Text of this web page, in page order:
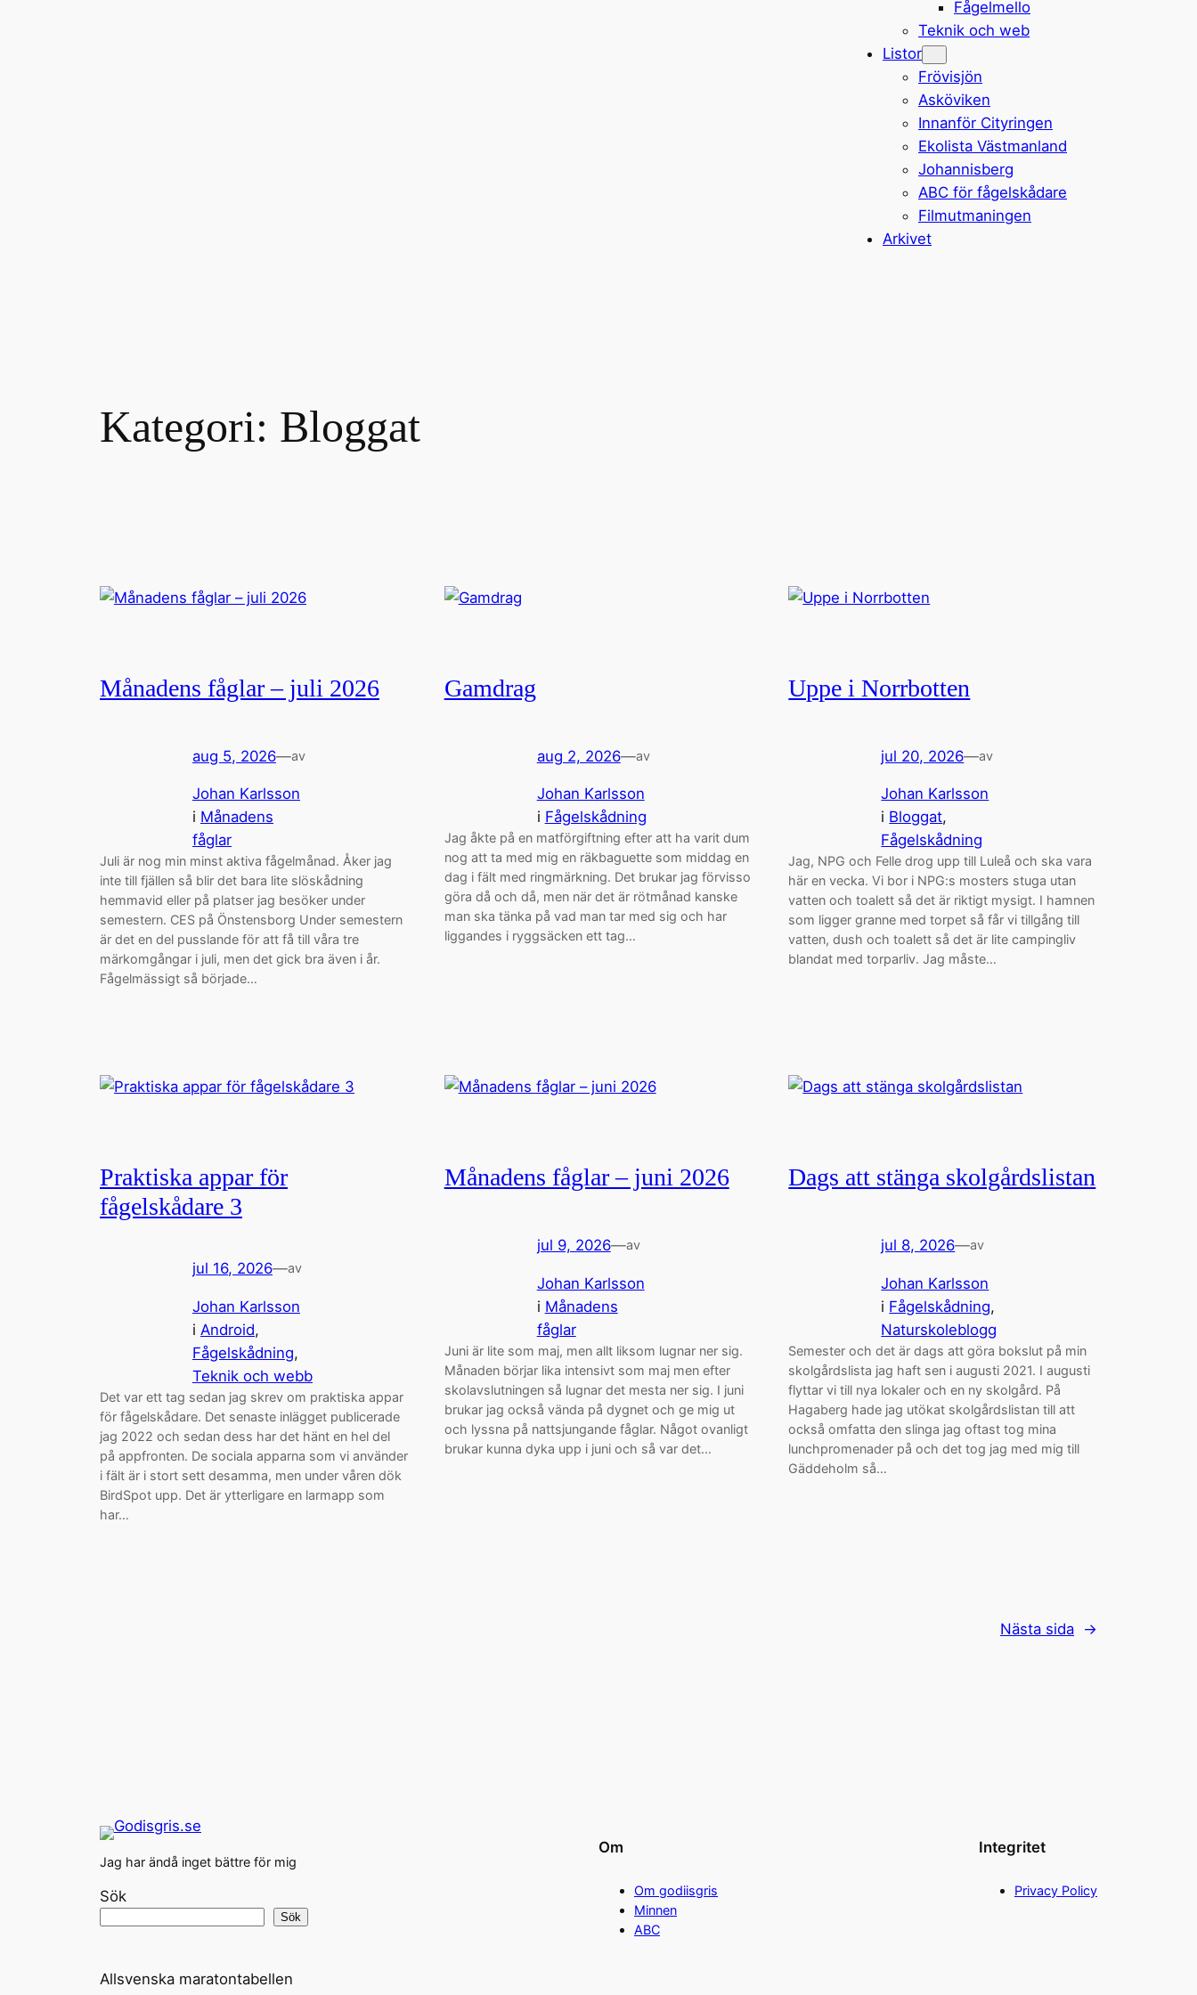
Fågelmello
Teknik och web
Listor
Frövisjön
Asköviken
Innanför Cityringen
Ekolista Västmanland
Johannisberg
ABC för fågelskådare
Filmutmaningen
Arkivet
Kategori: Bloggat
Månadens fåglar – juli 2026
aug 5, 2026—av
Johan Karlsson
i Månadens
fåglar
Juli är nog min minst aktiva fågelmånad. Åker jag
inte till fjällen så blir det bara lite slöskådning
hemmavid eller på platser jag besöker under
semestern. CES på Önstensborg Under semestern
är det en del pusslande för att få till våra tre
märkomgångar i juli, men det gick bra även i år.
Fågelmässigt så började…
Gamdrag
aug 2, 2026—av
Johan Karlsson
i Fågelskådning
Jag åkte på en matförgiftning efter att ha varit dum
nog att ta med mig en räkbaguette som middag en
dag i fält med ringmärkning. Det brukar jag förvisso
göra då och då, men när det är rötmånad kanske
man ska tänka på vad man tar med sig och har
liggandes i ryggsäcken ett tag…
Uppe i Norrbotten
jul 20, 2026—av
Johan Karlsson
i Bloggat
Fågelskådning
Jag, NPG och Felle drog upp till Luleå och ska vara
här en vecka. Vi bor i NPG:s mosters stuga utan
vatten och toalett så det är riktigt mysigt. I hamnen
som ligger granne med torpet så får vi tillgång till
vatten, dush och toalett så det är lite campingliv
blandat med torparliv. Jag måste…
Praktiska appar för
fågelskådare 3
jul 16, 2026—av
Johan Karlsson
i Android
Fågelskådning
Teknik och webb
Det var ett tag sedan jag skrev om praktiska appar
för fågelskådare. Det senaste inlägget publicerade
jag 2022 och sedan dess har det hänt en hel del
på appfronten. De sociala apparna som vi använder
i fält är i stort sett desamma, men under våren dök
BirdSpot upp. Det är ytterligare en larmapp som
har…
Månadens fåglar – juni 2026
jul 9, 2026—av
Johan Karlsson
i Månadens
fåglar
Juni är lite som maj, men allt liksom lugnar ner sig.
Månaden börjar lika intensivt som maj men efter
skolavslutningen så lugnar det mesta ner sig. I juni
brukar jag också vända på dygnet och ge mig ut
och lyssna på nattsjungande fåglar. Något ovanligt
brukar kunna dyka upp i juni och så var det…
Dags att stänga skolgårdslistan
jul 8, 2026—av
Johan Karlsson
i Fågelskådning
Naturskoleblogg
Semester och det är dags att göra bokslut på min
skolgårdslista jag haft sen i augusti 2021. I augusti
flyttar vi till nya lokaler och en ny skolgård. På
Hagaberg hade jag utökat skolgårdslistan till att
också omfatta den slinga jag oftast tog mina
lunchpromenader på och det tog jag med mig till
Gäddeholm så…
Nästa sida →
Jag har ändå inget bättre för mig
Sök
Sök
Om
Om godiisgris
Minnen
ABC
Integritet
Privacy Policy
Allsvenska maratontabellen